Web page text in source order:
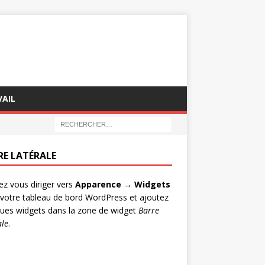
LATÉRALE
vous diriger vers Apparence → Widgets
tableau de bord WordPress et ajoutez
widgets dans la zone de widget Barre
.